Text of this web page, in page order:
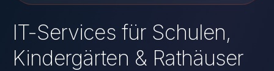
IT-Services für Schulen,
Kindergärten & Rathäuser